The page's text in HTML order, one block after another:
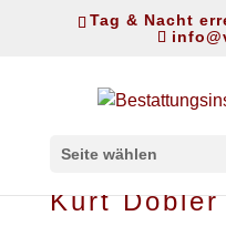
Tag & Nacht
Seite wählen
Kurt